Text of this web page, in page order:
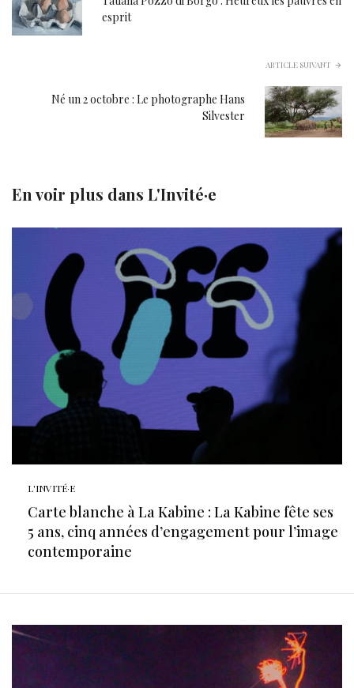
esprit
ARTICLE SUIVANT
Né un 2 octobre : Le photographe Hans
Silvester
En voir plus dans L'Invité·e
L'INVITÉ·E
Carte blanche à La Kabine : La Kabine fête ses
5 ans, cinq années d’engagement pour l’image
contemporaine